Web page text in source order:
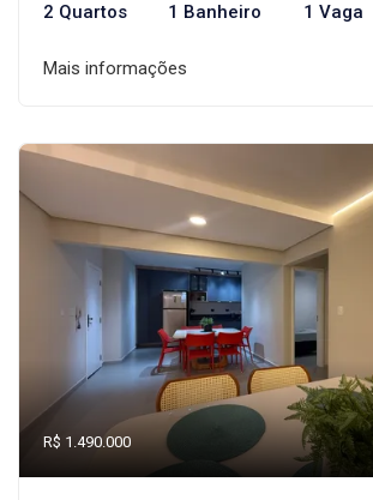
2 Quartos 1 Banheiro 1 Vaga
Mais informações
R$ 1.490.000